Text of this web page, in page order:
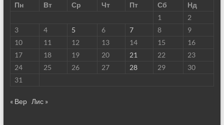
Пн
Вт Ср Чт Пт Сб
Нд
1
2
3
4 5 6 7 8
9
10
11 12 13 14 15
16
17
18 19 20 21 22
23
24
25 26 27 28 29
30
31
« Вер Лис »